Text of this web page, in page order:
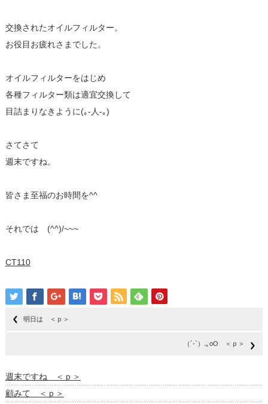
交換されたオイルフィルター。
お役目お疲れさまでした。
オイルフィルターをはじめ
各種フィルター類は適宜交換して
目詰まりなきように(｡-人-｡)
さてさて
週末ですね。
皆さま至福のお時間を^^
それでは (^^)/~~~
CT110
明日は ＜ｐ＞
（´-`）.｡oO ＜ｐ＞
週末ですね ＜ｐ＞
顧みて ＜ｐ＞